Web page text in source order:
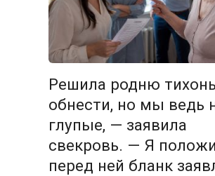
Решила родню
обнести, но мы ведь
глупые, — заявила
свекровь. — Я
перед ней бланк